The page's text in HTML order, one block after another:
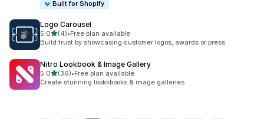
Built for Shopify
Logo Carousel
5.0별 5개 중
(4)
총 리뷰 4개
•Free plan available
Build trust by showcasing customer logos, awards or press
Nitro Lookbook & Image Gallery
5.0별 5개 중
(36)
총 리뷰 36개
•Free plan available
Create stunning lookkbooks & image galleries